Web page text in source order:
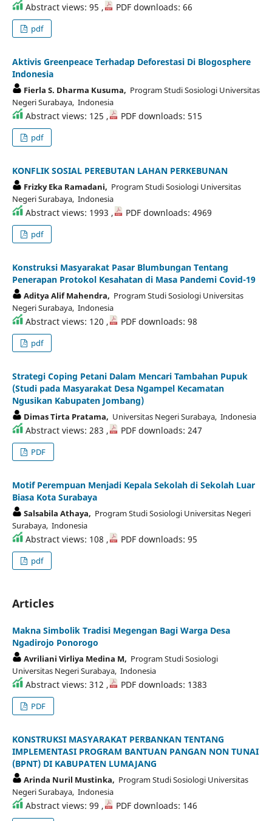
Abstract views: 95 , PDF downloads: 66
pdf
Aktivis Greenpeace Terhadap Deforestasi Di Blogosphere
Indonesia
Fierla S. Dharma Kusuma, Program Studi Sosiologi Universitas
Negeri Surabaya, Indonesia
Abstract views: 125 , PDF downloads: 515
pdf
KONFLIK SOSIAL PEREBUTAN LAHAN PERKEBUNAN
Frizky Eka Ramadani, Program Studi Sosiologi Universitas
Negeri Surabaya, Indonesia
Abstract views: 1993 , PDF downloads: 4969
pdf
Konstruksi Masyarakat Pasar Blumbungan Tentang
Penerapan Protokol Kesahatan di Masa Pandemi Covid-19
Aditya Alif Mahendra, Program Studi Sosiologi Universitas
Negeri Surabaya, Indonesia
Abstract views: 120 , PDF downloads: 98
pdf
Strategi Coping Petani Dalam Mencari Tambahan Pupuk
(Studi pada Masyarakat Desa Ngampel Kecamatan
Ngusikan Kabupaten Jombang)
Dimas Tirta Pratama, Universitas Negeri Surabaya, Indonesia
Abstract views: 283 , PDF downloads: 247
PDF
Motif Perempuan Menjadi Kepala Sekolah di Sekolah Luar
Biasa Kota Surabaya
Salsabila Athaya, Program Studi Sosiologi Universitas Negeri
Surabaya, Indonesia
Abstract views: 108 , PDF downloads: 95
pdf
Articles
Makna Simbolik Tradisi Megengan Bagi Warga Desa
Ngadirojo Ponorogo
Avriliani Virliya Medina M, Program Studi Sosiologi
Universitas Negeri Surabaya, Indonesia
Abstract views: 312 , PDF downloads: 1383
PDF
KONSTRUKSI MASYARAKAT PERBANKAN TENTANG
IMPLEMENTASI PROGRAM BANTUAN PANGAN NON TUNAI
(BPNT) DI KABUPATEN LUMAJANG
Arinda Nuril Mustinka, Program Studi Sosiologi Universitas
Negeri Surabaya, Indonesia
Abstract views: 99 , PDF downloads: 146